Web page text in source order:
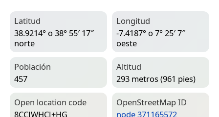
Latitud
38.9214° o 38° 55′ 17″
norte
Longitud
-7.4187° o 7° 25′ 7″
oeste
Población
457
Altitud
293 metros (961 pies)
Open location code
8CCJWHCJ+HG
Open­Street­Map ID
node 371165572